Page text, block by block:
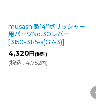
musashi製14”ポリッシャー
用パーツNo.30レバー
[3150-31-5-s(G7-3)]
4,320円(税別)
(税込: 4,752円)